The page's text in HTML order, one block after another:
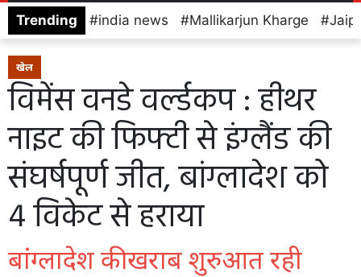
Trending india news Mallikarjun Kharge
खेल
विमेंस वनडे वर्ल्डकप : हीथर
नाइट की फिफ्टी से इंग्लैंड की
संघर्षपूर्ण जीत, बांग्लादेश को
4 विकेट से हराया
बांग्लादेश की खराब शुरुआत रही